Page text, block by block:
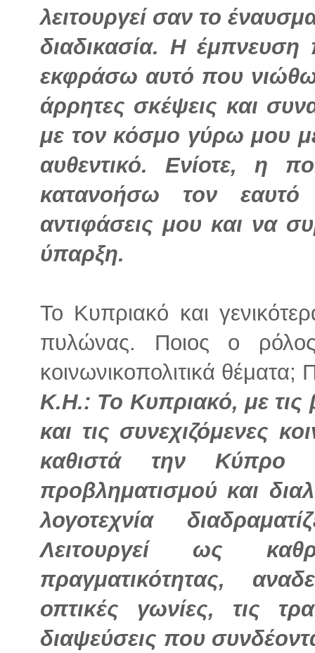
λειτουργεί σαν το
διαδικασία. Η
εκφράσω αυτό που
άρρητες σκέψεις και
με τον κόσμο γύρω μου
αυθεντικό. Ενίοτε, η
κατανοήσω τον
αντιφάσεις μου και να
ύπαρξη.
Το Κυπριακό και
πυλώνας. Ποιος ο ρόλος
κοινωνικοπολιτικά
Κ.Η.: Το Κυπριακό, με τις
και τις συνεχιζόμενες
καθιστά την Κύπρο
προβληματισμού και
λογοτεχνία
Λειτουργεί ως
πραγματικότητας,
οπτικές γωνίες, τις
διαψεύσεις που